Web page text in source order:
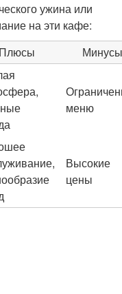
ужина или
на эти кафе:
Плюсы Минусы
меню
Высокие
цены